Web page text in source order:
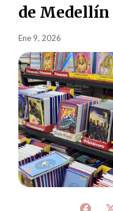
de Medellín
Ene 9, 2026